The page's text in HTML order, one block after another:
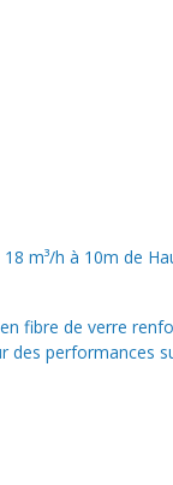
m³/h à 10m de
fibre de verre
performances